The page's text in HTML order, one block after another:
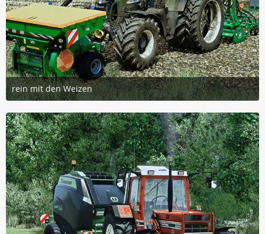
rein mit den Weizen
3. Januar 2026 um 13:28
3